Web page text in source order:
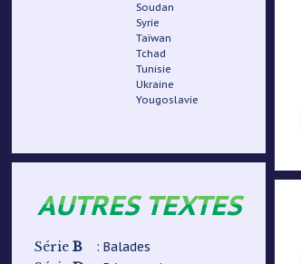
Soudan
Syrie
Taïwan
Tchad
Tunisie
Ukraine
Yougoslavie
AUTRES TEXTES
Série B : Balades